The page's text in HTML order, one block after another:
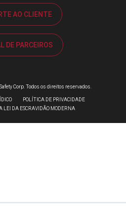
AO CLIENTE
DE PARCEIROS
Corp. Todos os direitos reservados.
POLÍTICA DE PRIVACIDADE
LEI DA ESCRAVIDÃO MODERNA